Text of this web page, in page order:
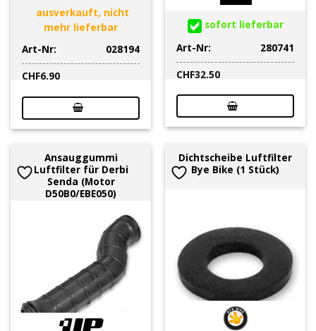
ausverkauft, nicht
mehr lieferbar
Art-Nr:
028194
CHF6.90
sofort lieferbar
Art-Nr:
280741
CHF32.50
Ansauggummi
Luftfilter für Derbi
Senda (Motor
D50B0/EBE050)
Dichtscheibe Luftfilter
Bye Bike (1 Stück)